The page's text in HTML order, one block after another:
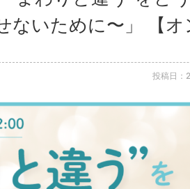
いために〜」 【オ
投稿日：